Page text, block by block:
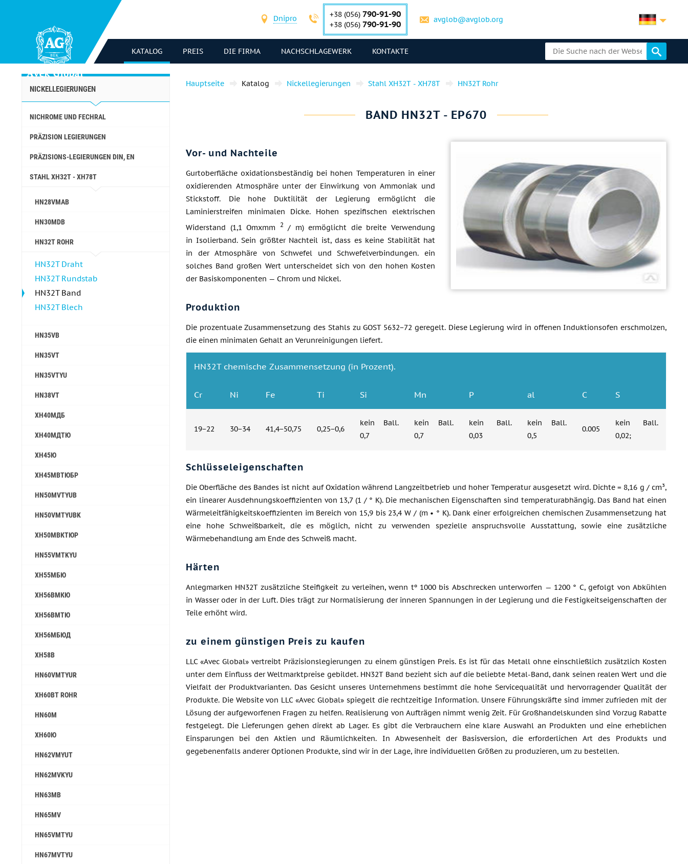
Dnipro +38 (056) 790-91-90
+38 (056) 790-91-90 avglob@avglob.org
KATALOG PREIS DIE FIRMA NACHSCHLAGEWERK KONTAKTE
NICKELLEGIERUNGEN
NICHROME UND FECHRAL
PRÄZISION LEGIERUNGEN
PRÄZISIONS-LEGIERUNGEN DIN, EN
STAHL ХН32Т - ХН78Т
HN28VMAB
HN30MDB
HN32T ROHR
HN32T Draht
HN32T Rundstab
HN32T Band
HN32T Blech
HN35VB
HN35VT
HN35VTYU
HN38VT
ХН40МДБ
ХН40МДТЮ
ХН45Ю
ХН45МВТЮБР
HN50MVTYUB
HN50VMTYUBK
ХН50МВКТЮР
HN55VMTKYU
ХН55МБЮ
ХН56ВМКЮ
ХН56ВМТЮ
ХН56МБЮД
ХН58В
HN60VMTYUR
ХН60ВТ ROHR
HN60M
ХН60Ю
HN62VMYUT
HN62MVKYU
HN63MB
HN65MV
HN65VMTYU
HN67MVTYU
Hauptseite Katalog Nickellegierungen Stahl ХН32Т - ХН78Т HN32T Rohr
BAND HN32T - EP670
Vor- und Nachteile
Gurtoberfläche oxidationsbeständig bei hohen Temperaturen in einer
oxidierenden Atmosphäre unter der Einwirkung von Ammoniak und
Stickstoff. Die hohe Duktilität der Legierung ermöglicht die
Laminierstreifen minimalen Dicke. Hohen spezifischen elektrischen
Widerstand (1,1 Omxmm
2 / m) ermöglicht die breite Verwendung
in Isolierband. Sein größter Nachteil ist, dass es keine Stabilität hat
in der Atmosphäre von Schwefel und Schwefelverbindungen. ein
solches Band großen Wert unterscheidet sich von den hohen Kosten
der Basiskomponenten — Chrom und Nickel.
Produktion
Die prozentuale Zusammensetzung des Stahls zu GOST 5632−72 geregelt. Diese Legierung wird in offenen Induktionsofen erschmolzen,
die einen minimalen Gehalt an Verunreinigungen liefert.
HN32T chemische Zusammensetzung (in Prozent).
Cr Ni Fe Ti Si Mn P al C S
19−22 30−34 41,4−50,75 0,25−0,6
kein Ball.
0,7
kein Ball.
0,7
kein Ball.
0,03
kein Ball.
0,5
0.005
kein Ball.
0,02;
Schlüsseleigenschaften
Die Oberfläche des Bandes ist nicht auf Oxidation während Langzeitbetrieb und hoher Temperatur ausgesetzt wird. Dichte = 8,16 g / cm³,
ein linearer Ausdehnungskoeffizienten von 13,7 (1 / ° K). Die mechanischen Eigenschaften sind temperaturabhängig. Das Band hat einen
Wärmeleitfähigkeitskoeffizienten im Bereich von 15,9 bis 23,4 W / (m • ° K). Dank einer erfolgreichen chemischen Zusammensetzung hat
eine hohe Schweißbarkeit, die es möglich, nicht zu verwenden spezielle anspruchsvolle Ausstattung, sowie eine zusätzliche
Wärmebehandlung am Ende des Schweiß macht.
Härten
Anlegmarken HN32T zusätzliche Steifigkeit zu verleihen, wenn tº 1000 bis Abschrecken unterworfen — 1200 ° C, gefolgt von Abkühlen
in Wasser oder in der Luft. Dies trägt zur Normalisierung der inneren Spannungen in der Legierung und die Festigkeitseigenschaften der
Teile erhöht wird.
zu einem günstigen Preis zu kaufen
LLC «Avec Global» vertreibt Präzisionslegierungen zu einem günstigen Preis. Es ist für das Metall ohne einschließlich zusätzlich Kosten
unter dem Einfluss der Weltmarktpreise gebildet. HN32T Band bezieht sich auf die beliebte Metal-Band, dank seinen realen Wert und die
Vielfalt der Produktvarianten. Das Gesicht unseres Unternehmens bestimmt die hohe Servicequalität und hervorragender Qualität der
Produkte. Die Website von LLC «Avec Global» spiegelt die rechtzeitige Information. Unsere Führungskräfte sind immer zufrieden mit der
Lösung der aufgeworfenen Fragen zu helfen. Realisierung von Aufträgen nimmt wenig Zeit. Für Großhandelskunden sind Vorzug Rabatte
festgelegt. Die Lieferungen gehen direkt ab Lager. Es gibt die Verbrauchern eine klare Auswahl an Produkten und eine erheblichen
Einsparungen bei den Aktien und Räumlichkeiten. In Abwesenheit der Basisversion, die erforderlichen Art des Produkts und
gegebenenfalls anderer Optionen Produkte, sind wir in der Lage, ihre individuellen Größen zu produzieren, um zu bestellen.